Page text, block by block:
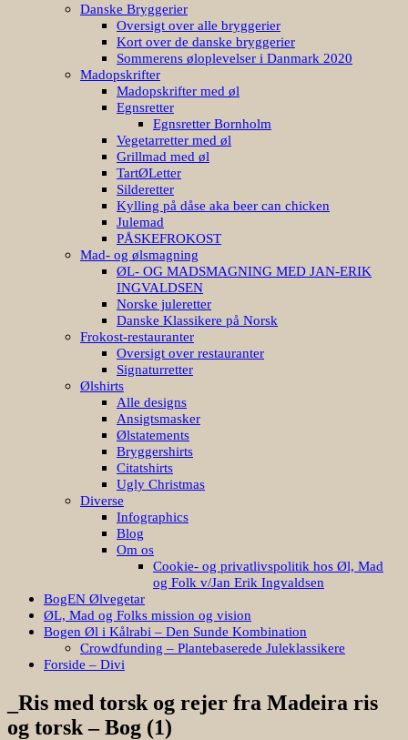
Danske Bryggerier
Oversigt over alle bryggerier
Kort over de danske bryggerier
Sommerens øloplevelser i Danmark 2020
Madopskrifter
Madopskrifter med øl
Egnsretter
Egnsretter Bornholm
Vegetarretter med øl
Grillmad med øl
TartØLetter
Silderetter
Kylling på dåse aka beer can chicken
Julemad
PÅSKEFROKOST
Mad- og ølsmagning
ØL- OG MADSMAGNING MED JAN-ERIK
INGVALDSEN
Norske juleretter
Danske Klassikere på Norsk
Frokost-restauranter
Oversigt over restauranter
Signaturretter
Ølshirts
Alle designs
Ansigtsmasker
Ølstatements
Bryggershirts
Citatshirts
Ugly Christmas
Diverse
Infographics
Blog
Om os
Cookie- og privatlivspolitik hos Øl, Mad
og Folk v/Jan Erik Ingvaldsen
BogEN Ølvegetar
ØL, Mad og Folks mission og vision
Bogen Øl i Kålrabi – Den Sunde Kombination
Crowdfunding – Plantebaserede Juleklassikere
Forside – Divi
_Ris med torsk og rejer fra Madeira ris
og torsk – Bog (1)